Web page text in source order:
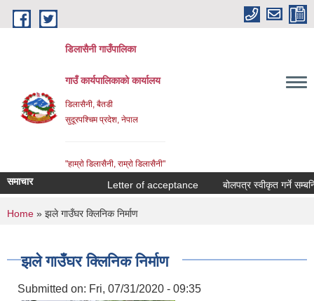
Skip to main content
डिलासैनी गाउँपालिका
गाउँ कार्यपालिकाको कार्यालय
डिलासैनी, बैतडी
सुदूरपश्चिम प्रदेश, नेपाल
"हाम्राे डिलासैनी, राम्राे डिलासैनी"
समाचार Letter of acceptance बोलपत्र स्वीकृत गर्ने सम्बन्धि
You are here
Home » झले गाउँघर क्लिनिक निर्माण
झले गाउँघर क्लिनिक निर्माण
Submitted on: Fri, 07/31/2020 - 09:35